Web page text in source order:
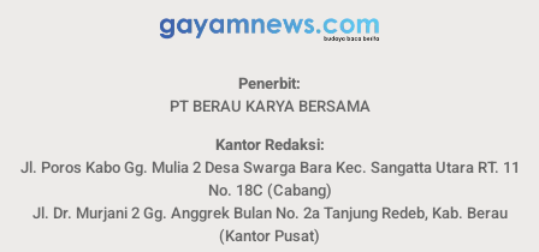
Penerbit:
PT BERAU KARYA BERSAMA
Kantor Redaksi:
Jl. Poros Kabo Gg. Mulia 2 Desa Swarga Bara Kec. Sangatta Utara RT. 11
No. 18C (Cabang)
Jl. Dr. Murjani 2 Gg. Anggrek Bulan No. 2a Tanjung Redeb, Kab. Berau
(Kantor Pusat)